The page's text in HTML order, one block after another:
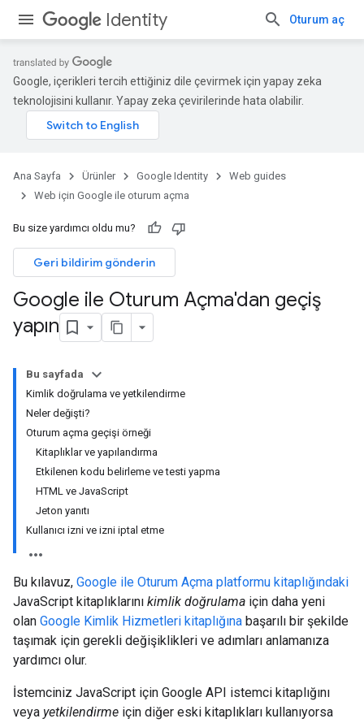
Identity Oturum aç
Google, içerikleri tercih ettiğiniz dile çevirmek için yapay zeka
teknolojisini kullanır. Yapay zeka çevirilerinde hata olabilir.
Ana Sayfa Ürünler Google Identity
Web guides
Web için Google ile oturum açma
Bu size yardımcı oldu mu?
Geri bildirim gönderin
Google ile Oturum Açma'dan geçiş
yapın
Bu sayfada
Kimlik doğrulama ve yetkilendirme
Neler değişti?
Oturum açma geçişi örneği
Kitaplıklar ve yapılandırma
Etkilenen kodu belirleme ve testi yapma
HTML ve JavaScript
Jeton yanıtı
Kullanıcı izni ve izni iptal etme
Bu kılavuz, Google ile Oturum Açma platformu kitaplığındaki
JavaScript kitaplıklarını kimlik doğrulama için daha yeni
olan Google Kimlik Hizmetleri kitaplığına başarılı bir şekilde
taşımak için gerekli değişiklikleri ve adımları anlamanıza
yardımcı olur.
İstemciniz JavaScript için Google API istemci kitaplığını
veya yetkilendirme için diğer eski kitaplıkları kullanıyorsa